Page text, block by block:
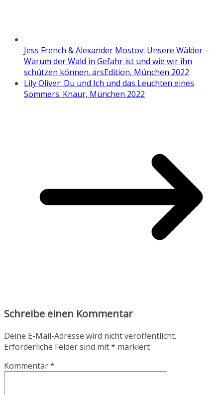
Jess French & Alexander Mostov: Unsere Wälder –
Warum der Wald in Gefahr ist und wie wir ihn
schützen können. arsEdition, München 2022
Lily Oliver: Du und Ich und das Leuchten eines
Sommers. Knaur, München 2022
Schreibe einen Kommentar
Deine E-Mail-Adresse wird nicht veröffentlicht.
Erforderliche Felder sind mit* markiert
Kommentar*